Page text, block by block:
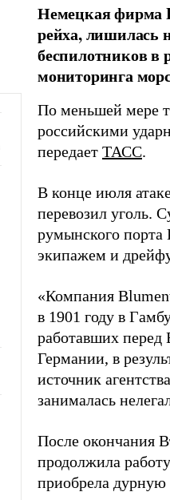
Немецкая фирма
рейха, лишилась
беспилотников в
мониторинга
По меньшей мере
российскими
передает ТАСС.
В конце июля
перевозил уголь.
румынского порта
экипажем и
«Компания
в 1901 году в
работавших перед
Германии, в
источник
занималась
После окончания
продолжила
приобрела дурную